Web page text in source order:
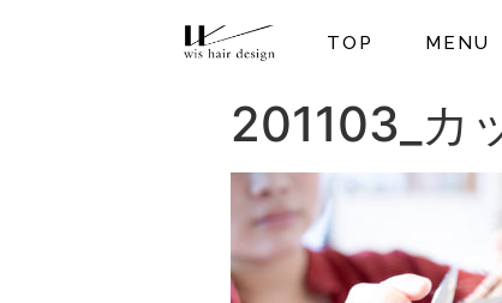
TOP MENU
201103_カ